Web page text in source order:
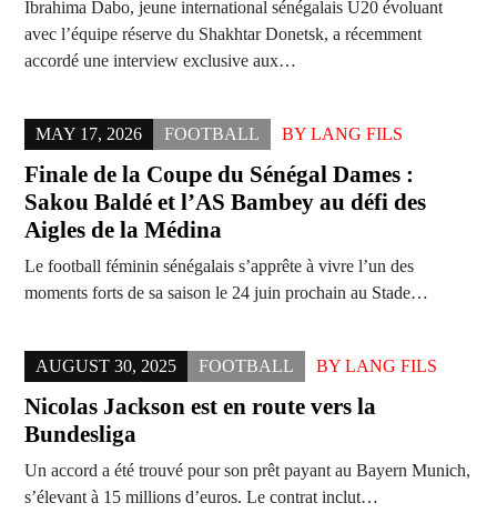
Ibrahima Dabo, jeune international sénégalais U20 évoluant
avec l’équipe réserve du Shakhtar Donetsk, a récemment
accordé une interview exclusive aux…
MAY 17, 2026 FOOTBALL BY LANG FILS
Finale de la Coupe du Sénégal Dames :
Sakou Baldé et l’AS Bambey au défi des
Aigles de la Médina
Le football féminin sénégalais s’apprête à vivre l’un des
moments forts de sa saison le 24 juin prochain au Stade…
AUGUST 30, 2025 FOOTBALL BY LANG FILS
Nicolas Jackson est en route vers la
Bundesliga
Un accord a été trouvé pour son prêt payant au Bayern Munich,
s’élevant à 15 millions d’euros. Le contrat inclut…